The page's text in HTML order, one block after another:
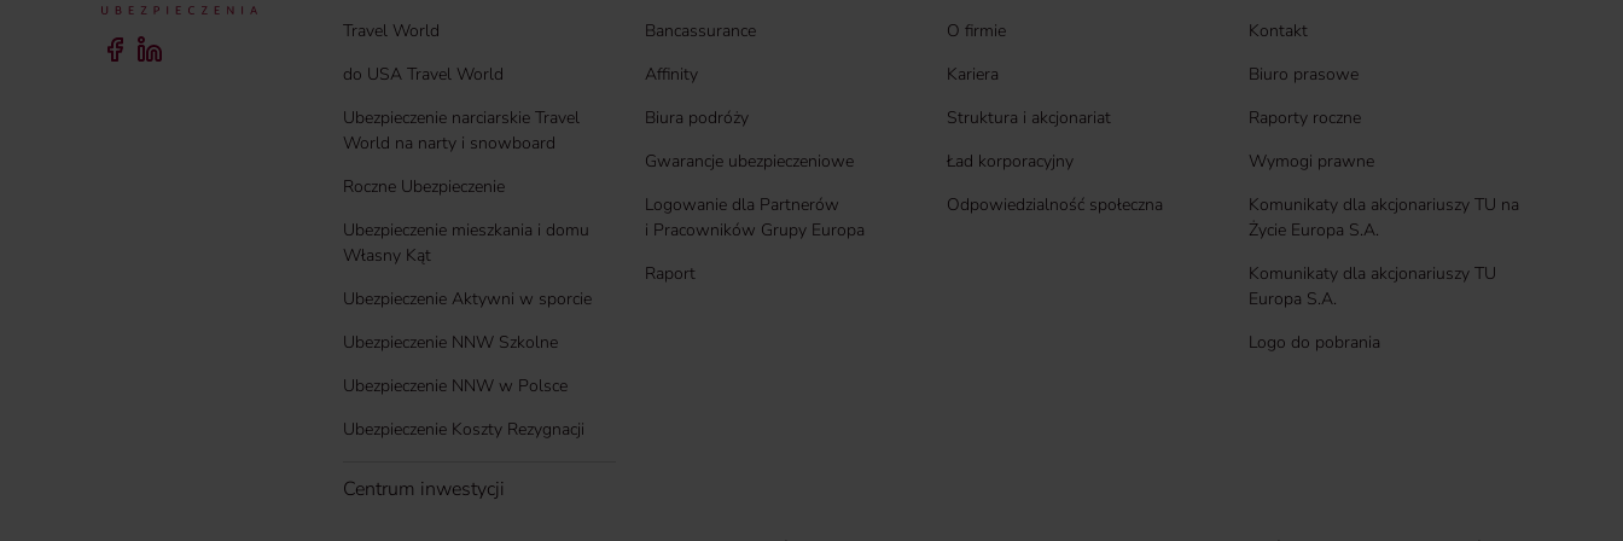
Travel World
do USA Travel World
Ubezpieczenie narciarskie Travel
World na narty i snowboard
Roczne Ubezpieczenie
Ubezpieczenie mieszkania i domu
Własny Kąt
Ubezpieczenie Aktywni w sporcie
Ubezpieczenie NNW Szkolne
Ubezpieczenie NNW w Polsce
Ubezpieczenie Koszty Rezygnacji
Bancassurance
Affinity
Biura podróży
Gwarancje ubezpieczeniowe
Logowanie dla Partnerów
i Pracowników Grupy Europa
Raport
O firmie
Kariera
Struktura i akcjonariat
Ład korporacyjny
Odpowiedzialność społeczna
Kontakt
Biuro prasowe
Raporty roczne
Wymogi prawne
Komunikaty dla akcjonariuszy TU na
Życie Europa S.A.
Komunikaty dla akcjonariuszy TU
Europa S.A.
Logo do pobrania
Centrum inwestycji